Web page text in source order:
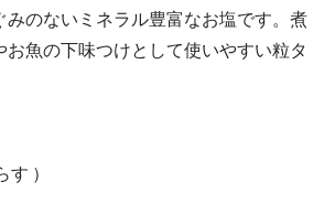
みのないミネラル豊富なお塩です。煮
お魚の下味つけとして使いやすい粒タ
）